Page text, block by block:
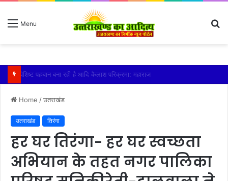
Menu
तेज बारिश से धर्मनगरी हरिद्वार हुई पानी-पानी
Home /उतराखंड
उतराखंड तिरंगा
हर घर तिरंगा- हर घर स्वच्छता
अभियान के तहत नगर पालिका